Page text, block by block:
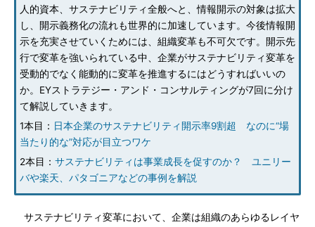
人的資本、サステナビリティ全般へと、情報開示の対象は拡大
し、開示義務化の流れも世界的に加速しています。今後情報開
示を充実させていくためには、組織変革も不可欠です。開示先
行で変革を強いられている中、企業がサステナビリティ変革を
受動的でなく能動的に変革を推進するにはどうすればいいの
か。EYストラテジー・アンド・コンサルティングが7回に分け
て解説していきます。
1本目： 日本企業のサステナビリティ開示率9割超 なのに“場
当たり的な”対応が目立つワケ
2本目： サステナビリティは事業成長を促すのか？ ユニリー
バや楽天、パタゴニアなどの事例を解説
サステナビリティ変革において、企業は組織のあらゆるレイヤ